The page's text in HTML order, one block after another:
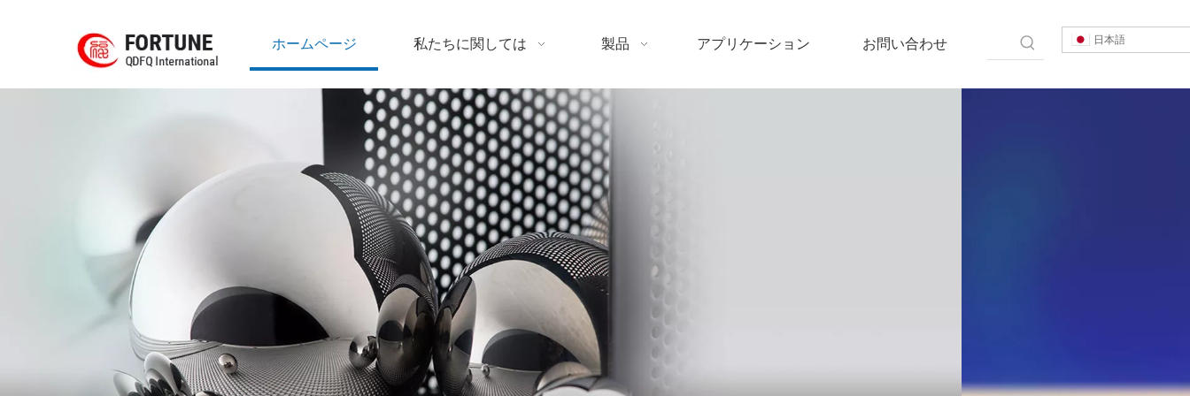
ホームページ 私たちに関しては 製品 アプリケーション お問い合わせ 日本語